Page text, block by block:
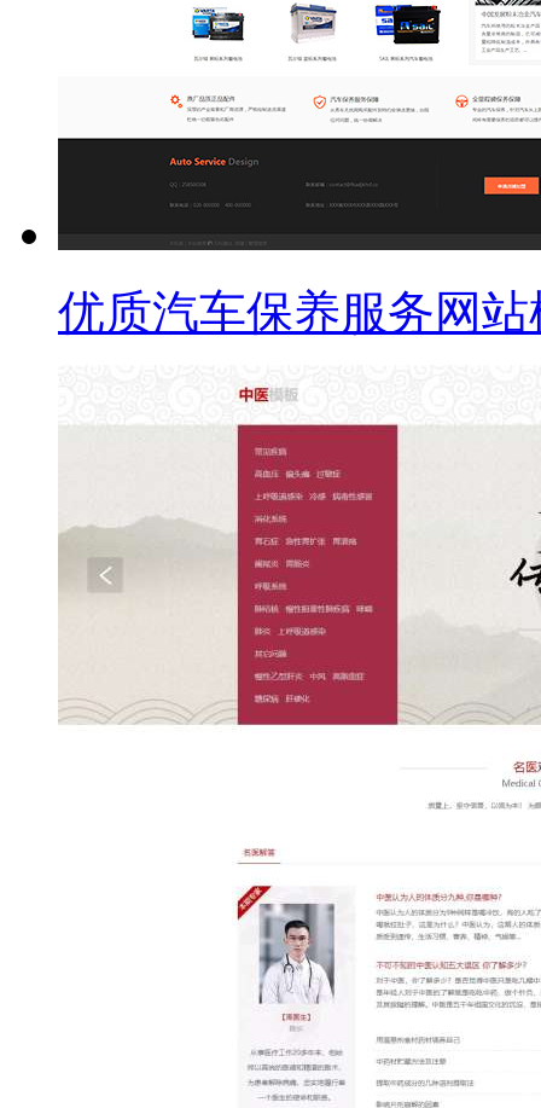
优质汽车保养服务网站